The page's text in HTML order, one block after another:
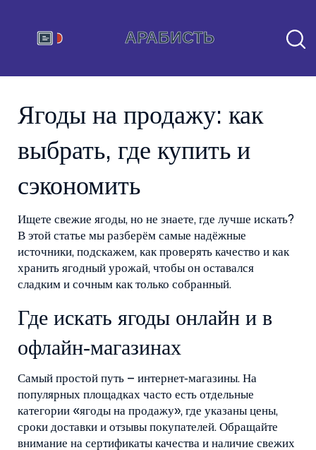
Ягоды на продажу: как
выбрать, где купить и
сэкономить
Ищете свежие ягоды, но не знаете, где лучше искать?
В этой статье мы разберём самые надёжные
источники, подскажем, как проверять качество и как
хранить ягодный урожай, чтобы он оставался
сладким и сочным как только собранный.
Где искать ягоды онлайн и в
офлайн‑магазинах
Самый простой путь – интернет‑магазины. На
популярных площадках часто есть отдельные
категории «ягоды на продажу», где указаны цены,
сроки доставки и отзывы покупателей. Обращайте
внимание на сертификаты качества и наличие свежих